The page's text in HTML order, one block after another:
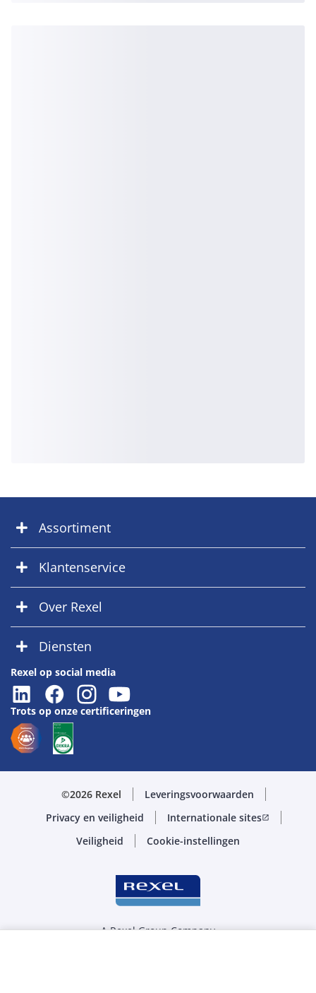
Assortiment
Klantenservice
Over Rexel
Diensten
Rexel op social media
Trots op onze certificeringen
©2026 Rexel
Leveringsvoorwaarden
Privacy en veiligheid
Internationale sitesopen_in_new
Veiligheid Cookie-instellingen
A Rexel Group Company